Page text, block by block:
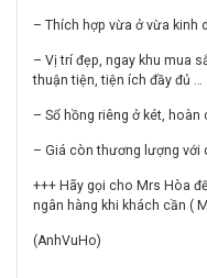
– Thích hợp vừa ở vừa kinh
– Vị trí đẹp, ngay khu mua
thuận tiện, tiện ích đầy đủ …
– Sổ hồng riêng ở két,
– Giá còn thương lượng với
+++ Hãy gọi cho Mrs Hòa
ngân hàng khi khách cần (
(AnhVuHo)